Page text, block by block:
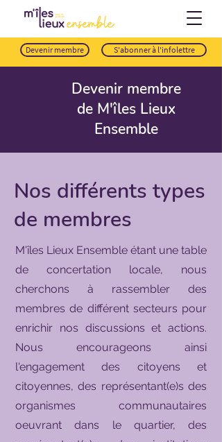
Devenir membre S'abonner à l'infolettre
Devenir membre
de M'îles Lieux
Ensemble
Nos différents types
de membres
M'îles Lieux Ensemble étant une table
de concertation locale, nous
cherchons à rassembler des
membres de différent secteurs pour
enrichir nos discussions et actions.
Nous encourageons ainsi
l'engagement des citoyens et
citoyennes, des représentant(e)s des
organismes communautaires
oeuvrant dans le quartier, des